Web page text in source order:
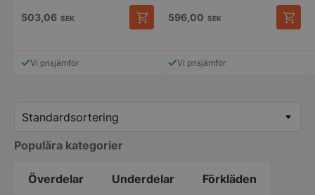
503,06 SEK
produkten
på
produktsidan
Vi prisjämför
596,00 SEK
Vi prisjämför
Populära kategorier
Överdelar Underdelar Förkläden